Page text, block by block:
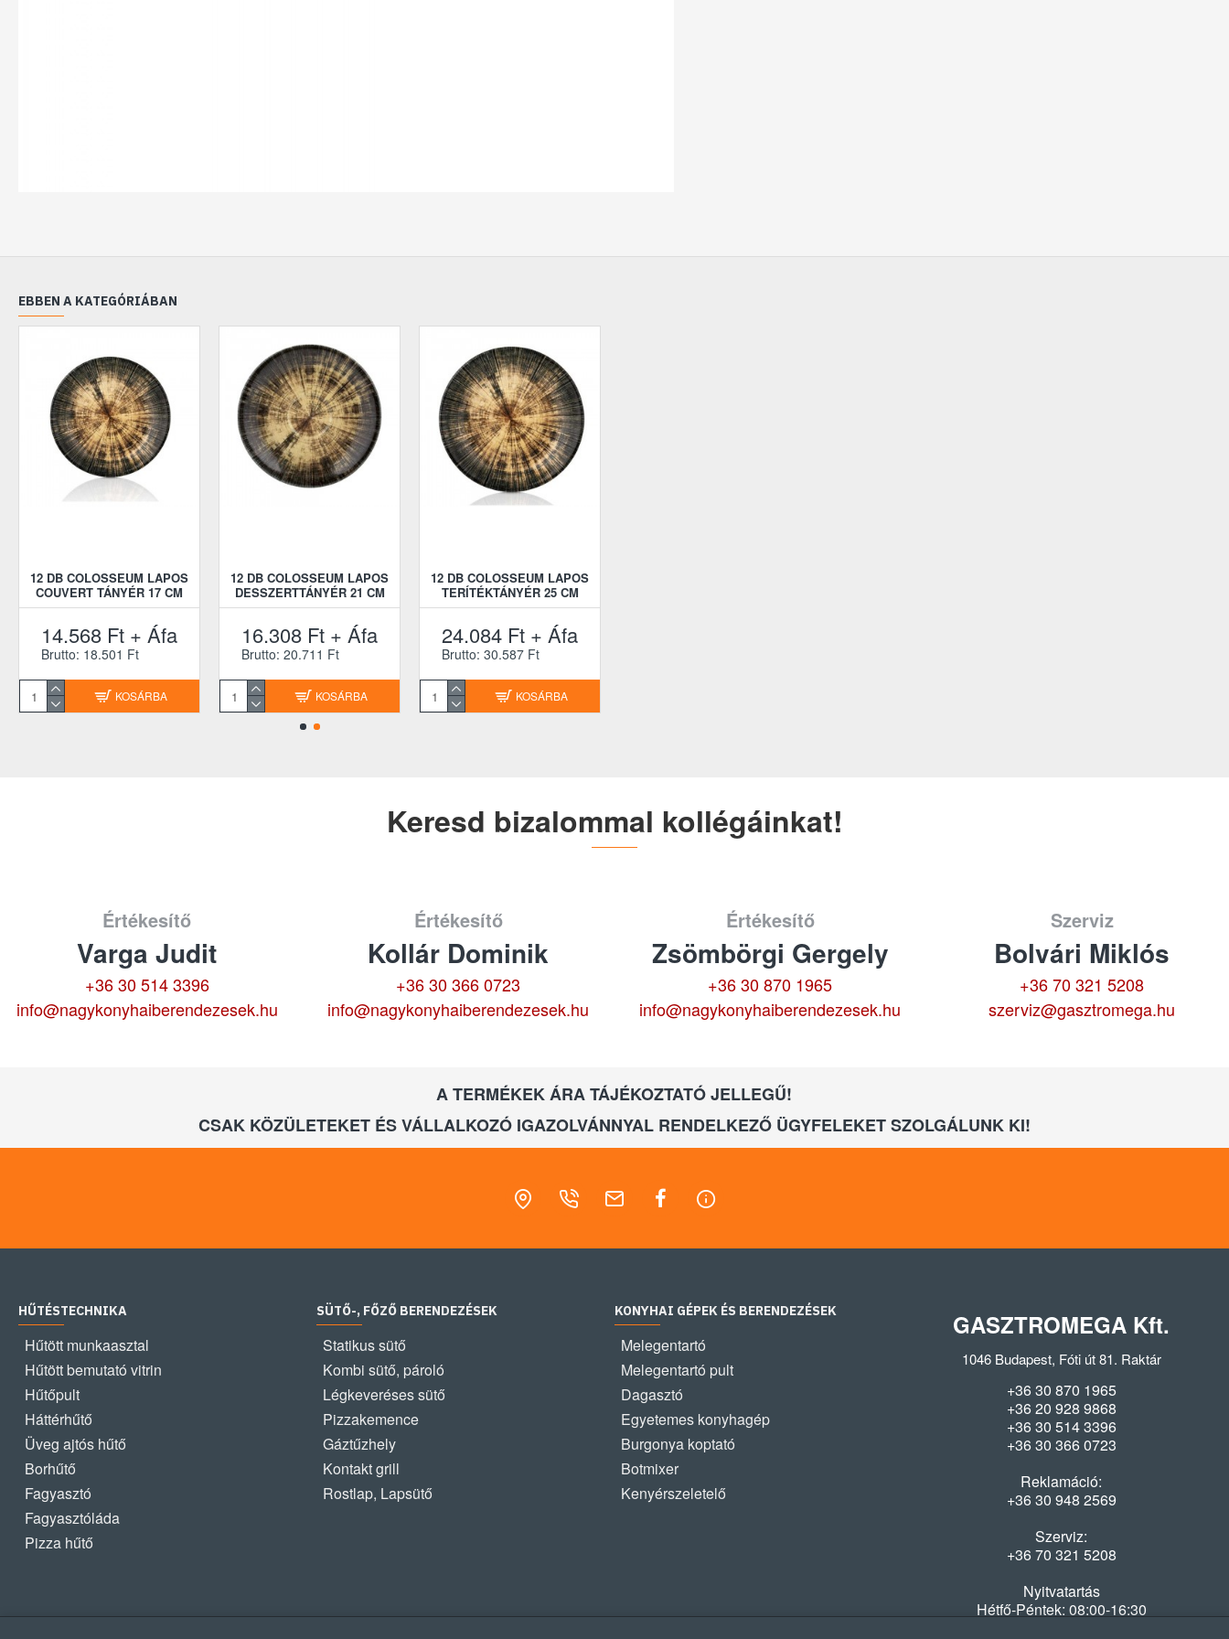
EBBEN A KATEGÓRIÁBAN
12 DB COLOSSEUM LAPOS
COUVERT TÁNYÉR 17 CM
14.568 Ft + Áfa
Brutto: 18.501 Ft
KOSÁRBA
12 DB COLOSSEUM LAPOS
DESSZERTTÁNYÉR 21 CM
16.308 Ft + Áfa
Brutto: 20.711 Ft
KOSÁRBA
12 DB COLOSSEUM LAPOS
TERÍTÉKTÁNYÉR 25 CM
24.084 Ft + Áfa
Brutto: 30.587 Ft
KOSÁRBA
Keresd bizalommal kollégáinkat!
Értékesítő
Varga Judit
+36 30 514 3396
info@nagykonyhaiberendezesek.hu
Értékesítő
Kollár Dominik
+36 30 366 0723
info@nagykonyhaiberendezesek.hu
Értékesítő
Zsömbörgi Gergely
+36 30 870 1965
info@nagykonyhaiberendezesek.hu
Szerviz
Bolvári Miklós
+36 70 321 5208
szerviz@gasztromega.hu
A TERMÉKEK ÁRA TÁJÉKOZTATÓ JELLEGŰ!
CSAK KÖZÜLETEKET ÉS VÁLLALKOZÓ IGAZOLVÁNNYAL RENDELKEZŐ ÜGYFELEKET SZOLGÁLUNK KI!
HŰTÉSTECHNIKA
Hűtött munkaasztal
Hűtött bemutató vitrin
Hűtőpult
Háttérhűtő
Üveg ajtós hűtő
Borhűtő
Fagyasztó
Fagyasztóláda
Pizza hűtő
SÜTŐ-, FŐZŐ BERENDEZÉSEK
Statikus sütő
Kombi sütő, pároló
Légkeveréses sütő
Pizzakemence
Gáztűzhely
Kontakt grill
Rostlap, Lapsütő
KONYHAI GÉPEK ÉS BERENDEZÉSEK
Melegentartó
Melegentartó pult
Dagasztó
Egyetemes konyhagép
Burgonya koptató
Botmixer
Kenyérszeletelő
GASZTROMEGA Kft.
1046 Budapest, Fóti út 81. Raktár
+36 30 870 1965
+36 20 928 9868
+36 30 514 3396
+36 30 366 0723
Reklamáció:
+36 30 948 2569
Szerviz:
+36 70 321 5208
Nyitvatartás
Hétfő-Péntek: 08:00-16:30